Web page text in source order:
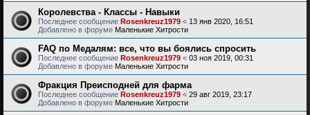
Королевства - Классы - Навыки
Последнее сообщение Rosenkreuz1979 « 13 янв 2020, 16:51
Добавлено в форуме Маленькие Хитрости
FAQ по Медалям: все, что вы боялись спросить
Последнее сообщение Rosenkreuz1979 « 03 ноя 2019, 00:31
Добавлено в форуме Маленькие Хитрости
Фракция Преисподней для фарма
Последнее сообщение Rosenkreuz1979 « 29 авг 2019, 23:17
Добавлено в форуме Маленькие Хитрости